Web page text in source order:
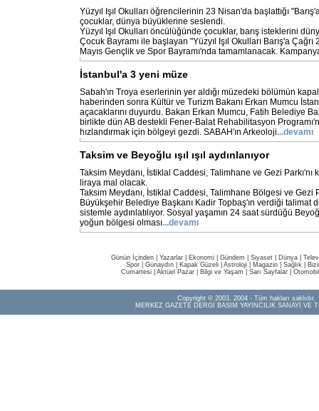
Yüzyıl Işıl Okulları öğrencilerinin 23 Nisan'da başlattığı
çocuklar, dünya büyüklerine seslendi.
Yüzyıl Işıl Okulları öncülüğünde çocuklar, barış isteklerini
Çocuk Bayramı ile başlayan "Yüzyıl Işıl Okulları Barış'a
Mayıs Gençlik ve Spor Bayramı'nda tamamlanacak.
İstanbul'a 3 yeni müze
Sabah'ın Troya eserlerinin yer aldığı müzedeki bölümün
haberinden sonra Kültür ve Turizm Bakanı Erkan Mumcu
açacaklarını duyurdu. Bakan Erkan Mumcu, Fatih Belediye
birlikte dün AB destekli Fener-Balat Rehabilitasyon
hızlandırmak için bölgeyi gezdi. SABAH'ın Arkeoloji...devamı
Taksim ve Beyoğlu ışıl ışıl aydınlanıyor
Taksim Meydanı, İstiklal Caddesi, Talimhane ve Gezi
liraya mal olacak.
Taksim Meydanı, İstiklal Caddesi, Talimhane Bölgesi ve Gezi
Büyükşehir Belediye Başkanı Kadir Topbaş'ın verdiği talimat
sistemle aydınlatılıyor. Sosyal yaşamın 24 saat sürdüğü
yoğun bölgesi olması...devamı
Günün İçinden Yazarlar Ekonomi Gündem Siyaset Dünya |
Spor
Günaydın Kapak Güzeli Astroloji Magazin Sağlık
Cumartesi
Aktüel Pazar Bilgi ve Yaşam Sarı Sayfalar Otomobil
Copyright © 2003, 2004 - Tüm hakları saklıdır.
MERKEZ GAZETE DERGİ BASIM YAYINCILIK SANAYİ VE